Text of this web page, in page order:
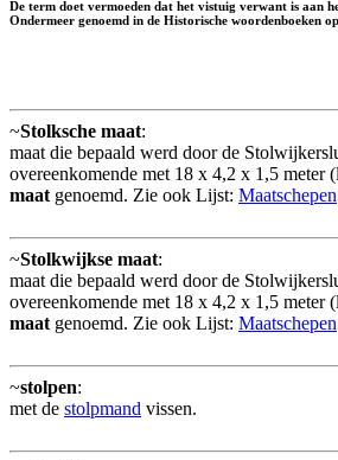
De term doet vermoeden dat het vistuig verwant is aan
Ondermeer genoemd in de Historische woordenboeken op
~Stolksche maat:
maat die bepaald werd door de
overeenkomende met 18 x 4,2 x 1,5 meter
maat genoemd. Zie ook Lijst: Maatschepen
~Stolkwijkse maat:
maat die bepaald werd door de
overeenkomende met 18 x 4,2 x 1,5 meter
maat genoemd. Zie ook Lijst: Maatschepen
~stolpen:
met de stolpmand vissen.